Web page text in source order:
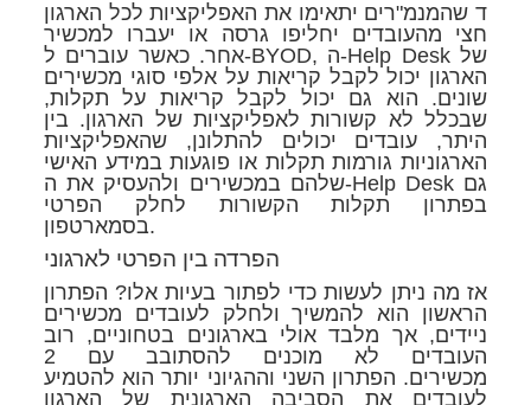
ד שהמנמ"רים יתאימו את האפליקציות לכל הארגון
חצי מהעובדים יחליפו גרסה או יעברו למכשיר
אחר. כאשר עוברים ל-BYOD, ה-Help Desk של
הארגון יכול לקבל קריאות על אלפי סוגי מכשירים
שונים. הוא גם יכול לקבל קריאות על תקלות,
שבכלל לא קשורות לאפליקציות של הארגון. בין
היתר, עובדים יכולים להתלונן, שהאפליקציות
הארגוניות גורמות תקלות או פוגעות במידע האישי
שלהם במכשירים ולהעסיק את ה-Help Desk גם
בפתרון תקלות הקשורות לחלק הפרטי
בסמארטפון.
הפרדה בין הפרטי לארגוני
אז מה ניתן לעשות כדי לפתור בעיות אלו? הפתרון
הראשון הוא להמשיך ולחלק לעובדים מכשירים
ניידים, אך מלבד אולי בארגונים בטחוניים, רוב
העובדים לא מוכנים להסתובב עם 2
מכשירים. הפתרון השני וההגיוני יותר הוא להטמיע
לעובדים את הסביבה הארגונית של הארגון